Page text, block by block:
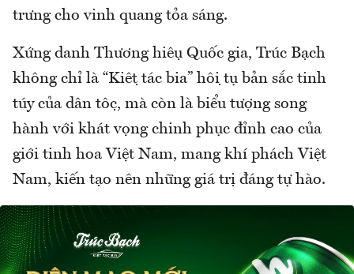
trưng cho vinh quang tỏa sáng.
Xứng danh Thương hiệu Quốc gia, Trúc Bạch
không chỉ là “Kiệt tác bia” hội tụ bản sắc tinh
túy của dân tộc, mà còn là biểu tượng song
hành với khát vọng chinh phục đỉnh cao của
giới tinh hoa Việt Nam, mang khí phách Việt
Nam, kiến tạo nên những giá trị đáng tự hào.